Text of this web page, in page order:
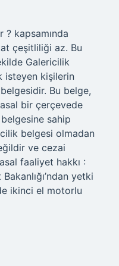
kapsamında
çeşitliliği az. Bu
Galericilik
isteyen kişilerin
Bu belge,
bir çerçevede
belgesine sahip
belgesi olmadan
ve cezai
faaliyet hakkı :
yetki
ikinci el motorlu